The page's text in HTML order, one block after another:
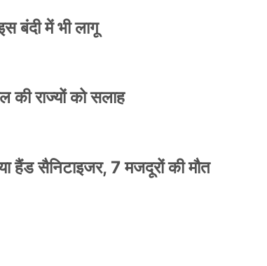
बंदी में भी लागू
की राज्यों को सलाह
हैंड सैनिटाइजर, 7 मजदूरों की मौत